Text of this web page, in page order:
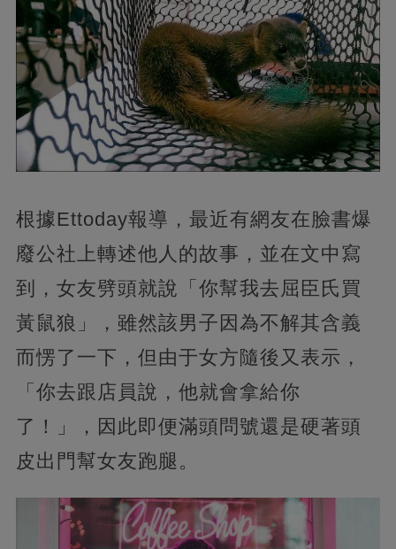
根據Ettoday報導，最近有網友在臉書爆
廢公社上轉述他人的故事，並在文中寫
到，女友劈頭就說「你幫我去屈臣氏買
黃鼠狼」，雖然該男子因為不解其含義
而愣了一下，但由于女方隨後又表示，
「你去跟店員說，他就會拿給你
了！」，因此即便滿頭問號還是硬著頭
皮出門幫女友跑腿。